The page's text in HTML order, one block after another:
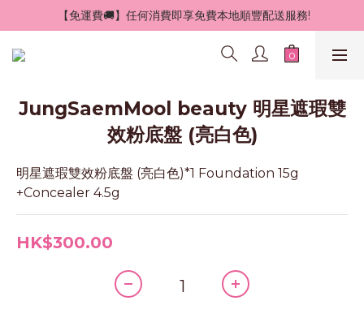
【免運費🚚】任何消費即享免費本地順豐配送服務!
JungSaemMool beauty 明星遮瑕雙
效粉底盤 (亮白色)
明星遮瑕雙效粉底盤 (亮白色)*1 Foundation 15g
+Concealer 4.5g
HK$300.00